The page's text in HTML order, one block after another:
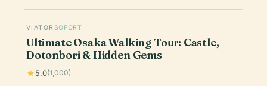
VIATOR SOFORT
Ultimate Osaka Walking Tour: Castle,
Dotonbori & Hidden Gems
5.0(1,000)